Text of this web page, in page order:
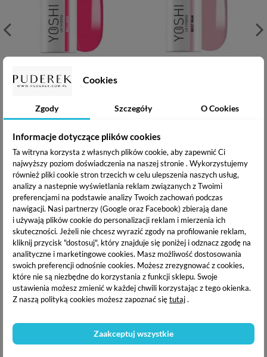
Cookies
Zgody Szczegóły O Cookies
Informacje dotyczące plików cookies
Ta witryna korzysta z własnych plików cookie, aby zapewnić Ci
najwyższy poziom doświadczenia na naszej stronie . Wykorzystujemy
również pliki cookie stron trzecich w celu ulepszenia naszych usług,
analizy a nastepnie wyświetlania reklam związanych z Twoimi
preferencjami na podstawie analizy Twoich zachowań podczas
nawigacji. Nasi partnerzy (Google oraz Facebook) zbierają dane
i używają plików cookie do personalizacji reklam i mierzenia ich
skuteczności. Jeżeli nie chcesz wyrazić zgody na profilowanie reklam,
kliknij przycisk "dostosuj", który znajduje się poniżej i odznacz zgodę na
analityczne i marketingowe cookies. Masz możliwość dostosowania
swoich preferencji odnośnie cookies. Możesz zrezygnować z cookies,
które nie są niezbędne do korzystania z funkcji sklepu. Swoje
ustawienia możesz zmienić w każdej chwili korzystając z tego okienka.
Z naszą polityką cookies możesz zapoznać siętutaj.
Zaakceptuj wszystkie
UV - Bellagio -902 -6ml
DOSTAWA I PŁATNOŚĆ
Yoshi Lakier hybrydowy UVto niezwykłe połączenie
doskonale napigmentowanych kolorów z niezwykła
trwałością. Lakiery marki Yoshi to gęsto-kremowe produkty,
którymi wykonasz wspaniałe stylizacje.
Dostępny kolor : French Nude 002
Specyfikacja :
Kryjący